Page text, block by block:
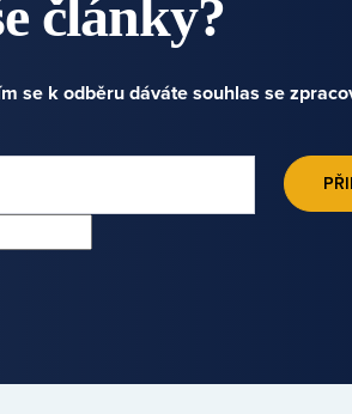
články?
se k odběru dáváte souhlas se